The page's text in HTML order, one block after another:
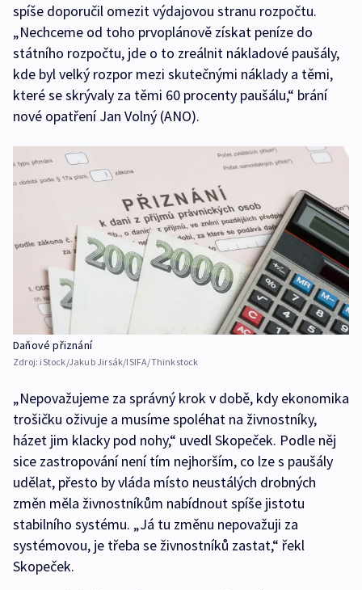
spíše doporučil omezit výdajovou stranu rozpočtu.
„Nechceme od toho prvoplánově získat peníze do
státního rozpočtu, jde o to zreálnit nákladové paušály,
kde byl velký rozpor mezi skutečnými náklady a těmi,
které se skrývaly za těmi 60 procenty paušálu,“ brání
nové opatření Jan Volný (ANO).
Daňové přiznání
Zdroj: iStock/Jakub Jirsák/ISIFA/Thinkstock
„Nepovažujeme za správný krok v době, kdy ekonomika
trošičku oživuje a musíme spoléhat na živnostníky,
házet jim klacky pod nohy,“ uvedl Skopeček. Podle něj
sice zastropování není tím nejhorším, co lze s paušály
udělat, přesto by vláda místo neustálých drobných
změn měla živnostníkům nabídnout spíše jistotu
stabilního systému. „Já tu změnu nepovažuji za
systémovou, je třeba se živnostníků zastat,“ řekl
Skopeček.